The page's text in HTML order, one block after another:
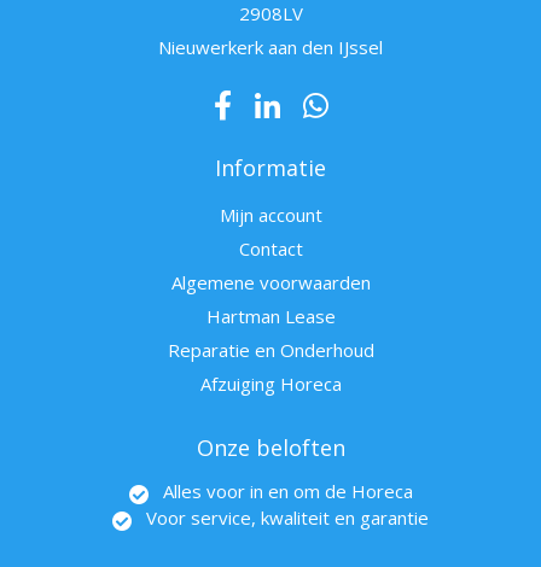
2908LV
Nieuwerkerk aan den IJssel
Informatie
Mijn account
Contact
Algemene voorwaarden
Hartman Lease
Reparatie en Onderhoud
Afzuiging Horeca
Onze beloften
Alles voor in en om de Horeca
Voor service, kwaliteit en garantie